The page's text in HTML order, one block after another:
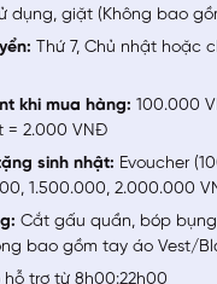
dụng, giặt (Không bao
Thứ 7, Chủ nhật hoặc
khi mua hàng: 100.000
= 2.000 VNĐ
sinh nhật: Evoucher
1.500.000, 2.000.000
Cắt gấu quần, bóp
bao gồm tay áo Vest/
hỗ trợ từ 8h00:22h00